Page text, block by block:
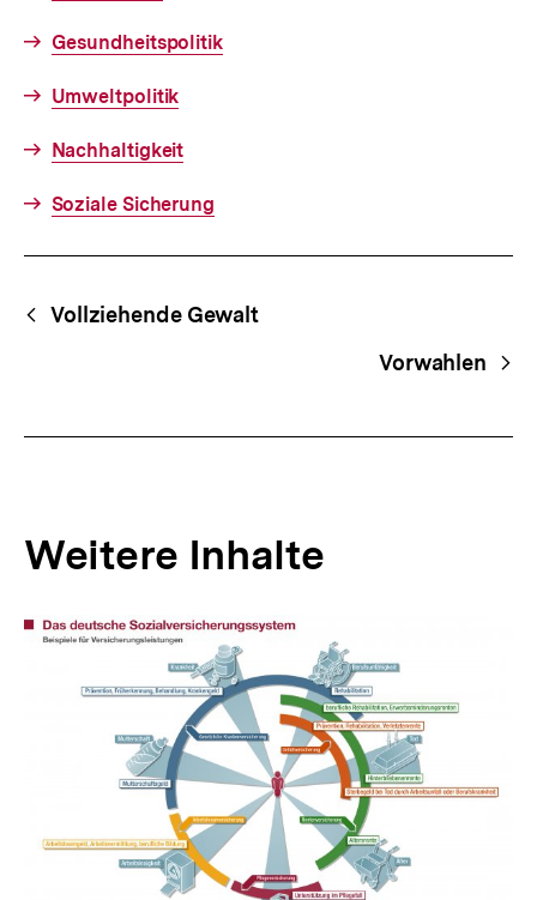
Gesundheitspolitik
Umweltpolitik
Nachhaltigkeit
Soziale Sicherung
Begriffsnavigation
Content-
Navigation
Vollziehende Gewalt
Vorwahlen
Weitere Inhalte
Inhaltskarousell
für
Inhalte
Inhaltskarussell
überspringen